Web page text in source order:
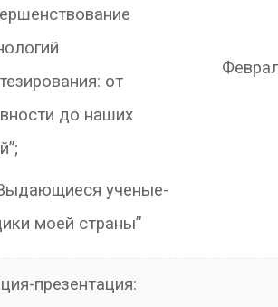
от
до наших
ученые-
моей страны”
презентация: